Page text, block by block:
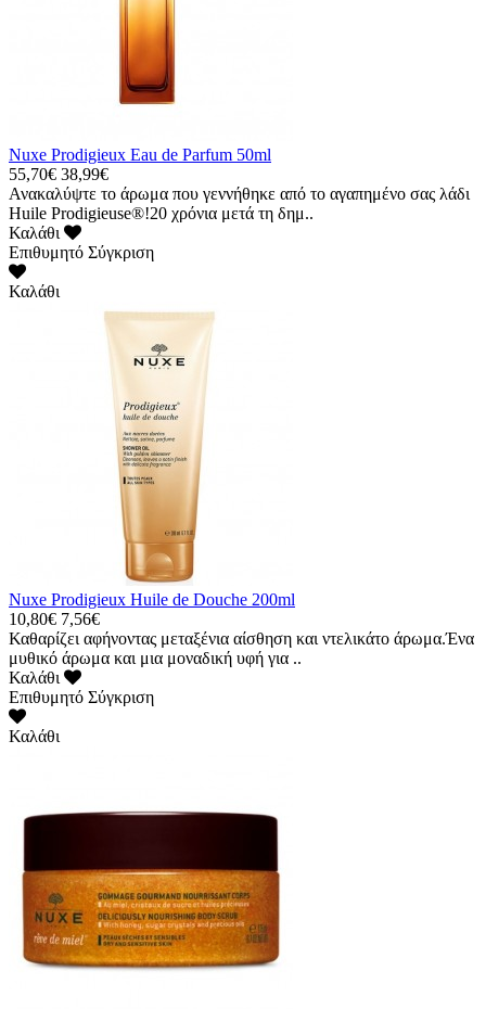
Nuxe Prodigieux Eau de Parfum 50ml
55,70€ 38,99€
Ανακαλύψτε το άρωμα που γεννήθηκε από το αγαπημένο σας λάδι
Huile Prodigieuse®!20 χρόνια μετά τη δημ..
Καλάθι
Επιθυμητό Σύγκριση
Καλάθι
Nuxe Prodigieux Huile de Douche 200ml
10,80€ 7,56€
Καθαρίζει αφήνοντας μεταξένια αίσθηση και ντελικάτο άρωμα.Ένα
μυθικό άρωμα και μια μοναδική υφή για ..
Καλάθι
Επιθυμητό Σύγκριση
Καλάθι